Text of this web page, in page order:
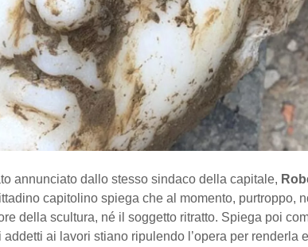
annunciato dallo stesso sindaco della capitale,
capitolino spiega che al momento, purtroppo,
della scultura, né il soggetto ritratto. Spiega poi
ai lavori stiano ripulendo l’opera per renderla